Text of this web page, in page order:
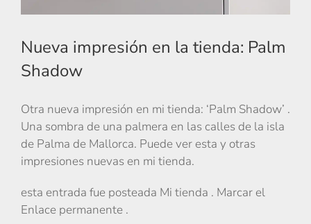
Nueva impresión en la tienda: Palm
Shadow
Otra nueva impresión en mi tienda: ‘Palm Shadow’ .
Una sombra de una palmera en las calles de la isla
de Palma de Mallorca. Puede ver esta y otras
impresiones nuevas en mi tienda.
esta entrada fue posteada Mi tienda . Marcar el
Enlace permanente .